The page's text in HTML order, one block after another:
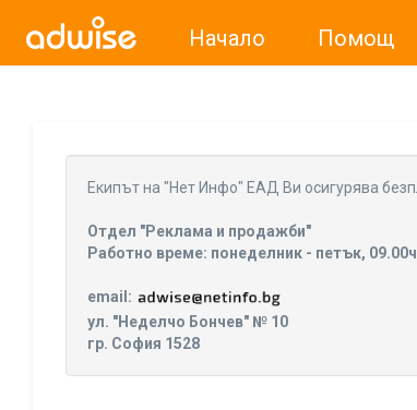
Начало Помощ
Уважаеми рекламодатели, с настоящото
Eкипът на "Нет Инфо" ЕАД Ви осигурява
Отдел "Реклама и продажби"
Работно време: понеделник - петък,
email:
ул. "Неделчо Бончев" № 10
гр. София 1528